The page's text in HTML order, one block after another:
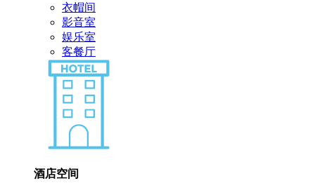
衣帽间
影音室
娱乐室
客餐厅
酒店空间